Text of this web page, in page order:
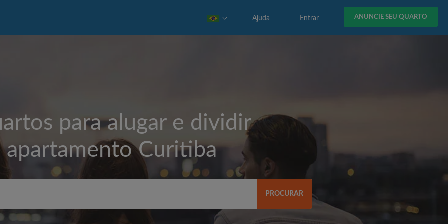
ANUNCIE SEU QUARTO
Entrar
Ajuda
para alugar e dividir
apartamentoCuritiba
PROCURAR
Aluguel máximo por mês (R$)